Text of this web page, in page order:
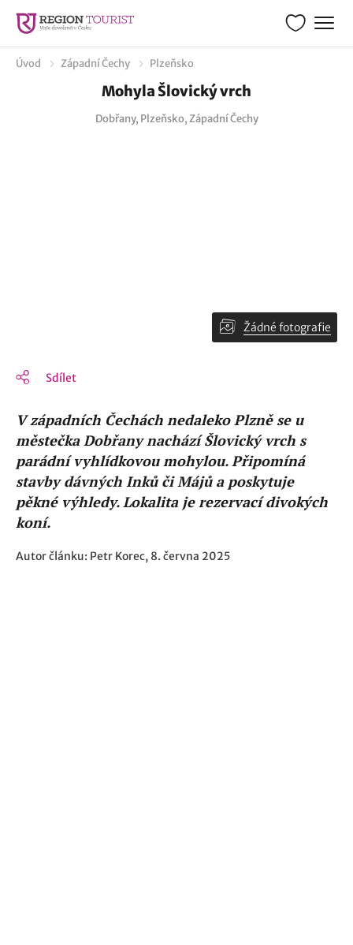
Úvod Západní Čechy Plzeňsko
Mohyla Šlovický vrch
Dobřany, Plzeňsko, Západní Čechy
Žádné fotografie
Sdílet
V západních Čechách nedaleko Plzně se u
městečka Dobřany nachází Šlovický vrch s
parádní vyhlídkovou mohylou. Připomíná
stavby dávných Inků či Májů a poskytuje
pěkné výhledy. Lokalita je rezervací divokých
koní.
Autor článku: Petr Korec, 8. června 2025